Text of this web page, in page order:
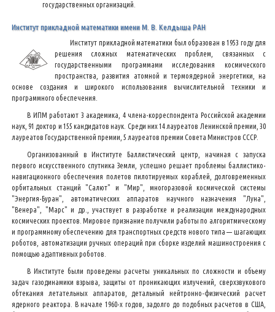
государственных организаций.
Институт прикладной математики имени М. В. Келдыша РАН
Институт прикладной математики был образован в 1953 году для
решения сложных математических проблем, связанных с
государственными программами исследования космического
пространства, развития атомной и термоядерной энергетики, на
основе создания и широкого использования вычислительной техники и
программного обеспечения.
В ИПМ работают 3 академика, 4 члена-корреспондента Российской академии
наук, 91 доктор и 155 кандидатов наук. Среди них 14 лауреатов Ленинской премии, 30
лауреатов Государственной премии, 5 лауреатов премии Совета Министров СССР.
Организованный в Институте Баллистический центр, начиная с запуска
первого искусственного спутника Земли, успешно решает проблемы баллистико-
навигационного обеспечения полетов пилотируемых кораблей, долговременных
орбитальных станций "Салют" и "Мир", многоразовой космической системы
"Энергия-Буран", автоматических аппаратов научного назначения "Луна",
"Венера", "Марс" и др., участвует в разработке и реализации международных
космических проектов. Мировое признание получили работы по алгоритмическому
и программному обеспечению для транспортных средств нового типа — шагающих
роботов, автоматизации ручных операций при сборке изделий машиностроения с
помощью адаптивных роботов.
В Институте были проведены расчеты уникальных по сложности и объему
задач газодинамики взрыва, защиты от проникающих излучений, сверхзвукового
обтекания летательных аппаратов, детальный нейтронно-физический расчет
ядерного реактора. В начале 1960-х годов, задолго до подобных расчетов в США,